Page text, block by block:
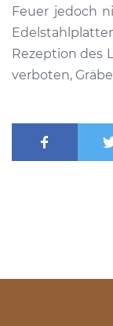
Feuer jedoch
Rezeption des
verboten,